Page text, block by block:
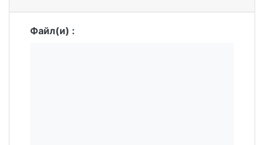
Файл(и) :